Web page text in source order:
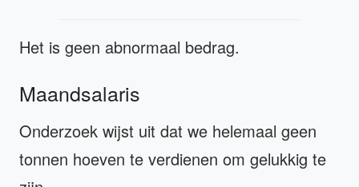
Het is geen abnormaal bedrag.
Maandsalaris
Onderzoek wijst uit dat we helemaal geen
tonnen hoeven te verdienen om gelukkig te